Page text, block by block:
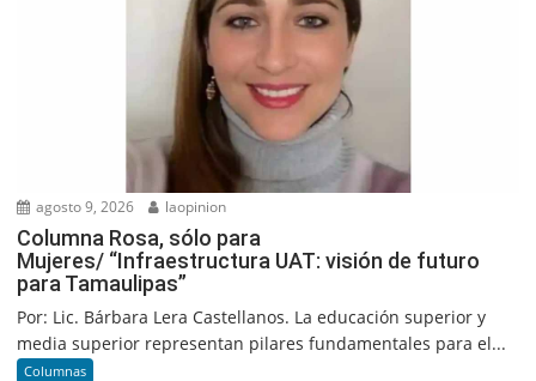
agosto 9, 2026 laopinion
Columna Rosa, sólo para
Mujeres/ “Infraestructura UAT: visión de futuro
para Tamaulipas”
Por: Lic. Bárbara Lera Castellanos. La educación superior y
media superior representan pilares fundamentales para el...
Columnas